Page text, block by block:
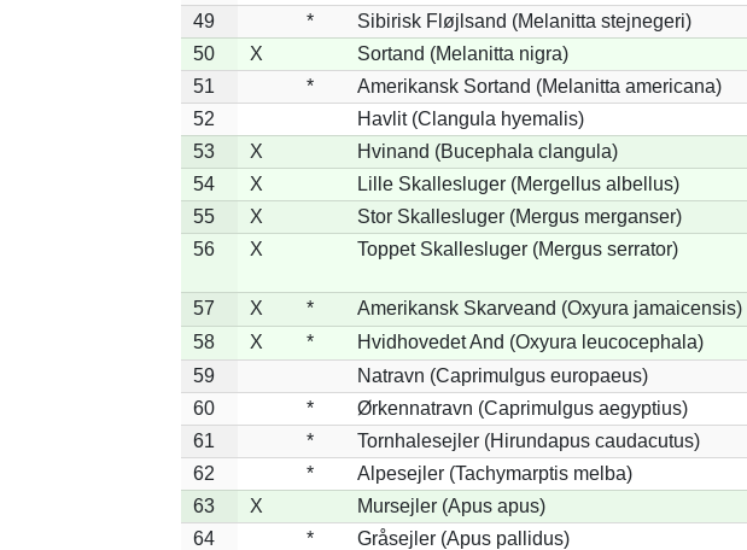
49
*
Sibirisk Fløjlsand (Melanitta stejnegeri)
50
X Sortand (Melanitta nigra)
51
*
Amerikansk Sortand (Melanitta americana)
52
Havlit (Clangula hyemalis)
53
X Hvinand (Bucephala clangula)
54
X Lille Skallesluger (Mergellus albellus)
55
X Stor Skallesluger (Mergus merganser)
56
X Toppet Skallesluger (Mergus serrator)
57
X * Amerikansk Skarveand (Oxyura jamaicensis)
58
X * Hvidhovedet And (Oxyura leucocephala)
59
Natravn (Caprimulgus europaeus)
60
*
Ørkennatravn (Caprimulgus aegyptius)
61
*
Tornhalesejler (Hirundapus caudacutus)
62
*
Alpesejler (Tachymarptis melba)
63
X Mursejler (Apus apus)
64
*
Gråsejler (Apus pallidus)